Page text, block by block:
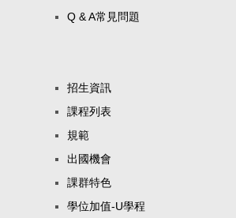
Q & A常見問題
招生資訊
課程列表
規範
出國機會
課群特色
學位加值-U學程